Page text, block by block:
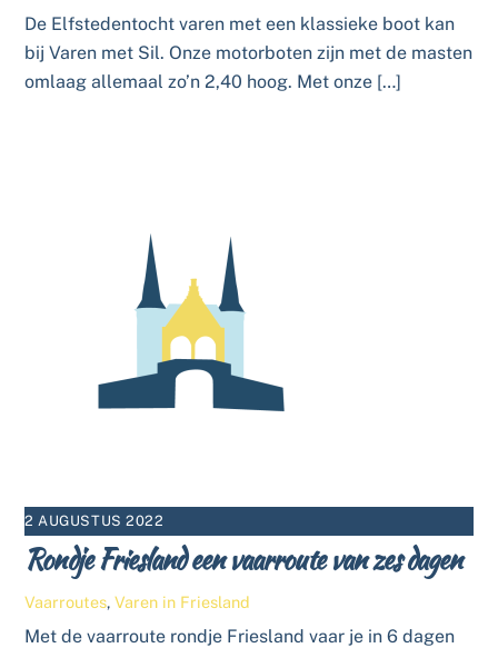
De Elfstedentocht varen met een klassieke boot kan
bij Varen met Sil. Onze motorboten zijn met de masten
omlaag allemaal zo’n 2,40 hoog. Met onze […]
2 AUGUSTUS 2022
Rondje Friesland een vaarroute van zes dagen
Vaarroutes,Varen in Friesland
Met de vaarroute rondje Friesland vaar je in 6 dagen